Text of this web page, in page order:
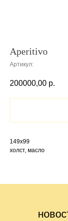
Aperitivo
Артикул:
200000,00 р.
149х99
холст, масло